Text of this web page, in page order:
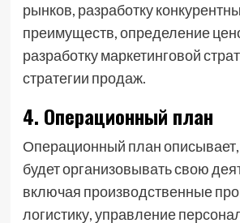
рынков, разработку
преимуществ, определение
разработку маркетинговой
стратегии продаж.
4. Операционный план
Операционный план описывает,
будет организовывать свою
включая производственные
логистику, управление